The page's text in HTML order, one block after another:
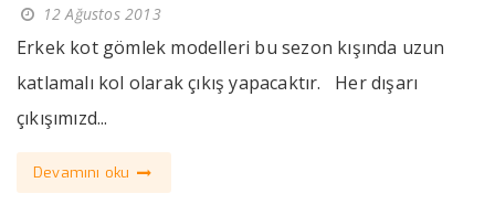
12 Ağustos 2013
Erkek kot gömlek modelleri bu sezon kışında uzun
katlamalı kol olarak çıkış yapacaktır. Her dışarı
çıkışımızd...
Devamını oku